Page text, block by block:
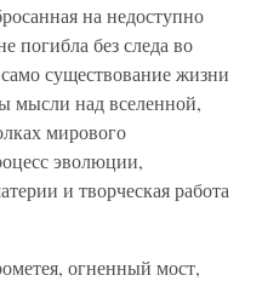
на недоступно
погибла без следа во
существование жизни
мысли над вселенной,
мирового
эволюции,
и творческая работа
огненный мост,